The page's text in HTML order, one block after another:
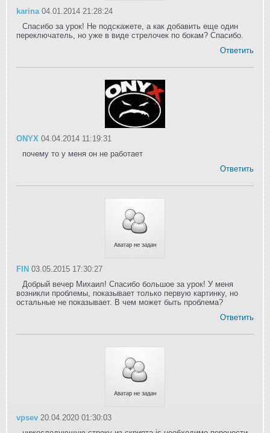
karina 04.01.2014 21:28:24
Спасибо за урок! Не подскажете, а как добавить еще один
переключатель, но уже в виде стрелочек по бокам? Спасибо.
Ответить
ONYX 04.04.2014 11:19:31
почему то у меня он не работает
Ответить
FIN 03.05.2015 17:30:27
Добрый вечер Михаил! Спасибо большое за урок! У меня
возникли проблемы, показывает только первую картинку, но
остальные не показывает. В чем может быть проблема?
Ответить
vpsev 20.04.2020 01:30:03